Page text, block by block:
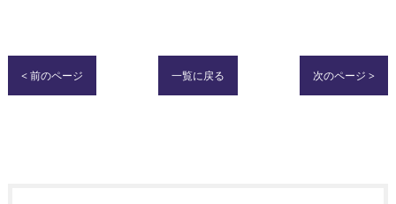
< 前のページ 一覧に戻る 次のページ >